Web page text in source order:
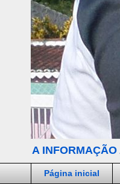
A
Página inicial